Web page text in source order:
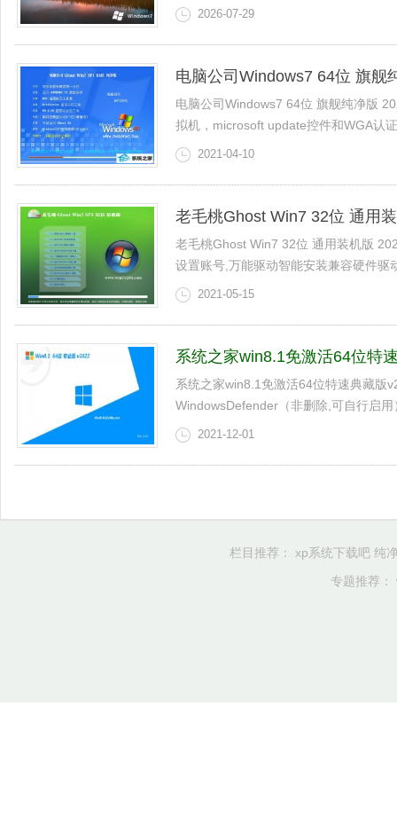
2026-07-29
电脑公司Windows7 64位 旗舰
电脑公司Windows7 64位 旗舰纯净版
拟机，microsoft update控件和WGA认
2021-04-10
老毛桃Ghost Win7 32位 通用
老毛桃Ghost Win7 32位 通用装机版
设置账号,万能驱动智能安装兼容硬件驱
2021-05-15
系统之家win8.1免激活64位特
系统之家win8.1免激活64位特速典藏版
WindowsDefender（非删除,可自行启
2021-12-01
栏目推荐： xp系统下载吧 纯
专题推荐：